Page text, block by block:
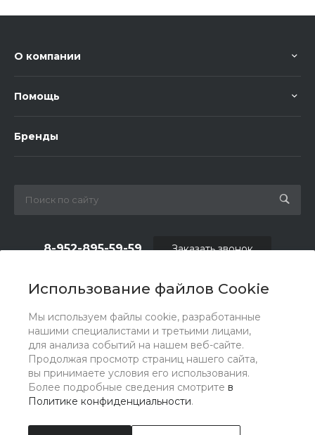
Использование файлов Cookie
Мы используем файлы cookie, разработанные
нашими специалистами и третьими лицами,
для анализа событий на нашем веб-сайте.
Продолжая просмотр страниц нашего сайта,
вы принимаете условия его использования.
Более подробные сведения смотрите в
Политике конфиденциальности.
О компании
Помощь
Бренды
shop.fas@list.ru
8-952-895-59-59
oas_reklama@list.ru
Заказать звонок